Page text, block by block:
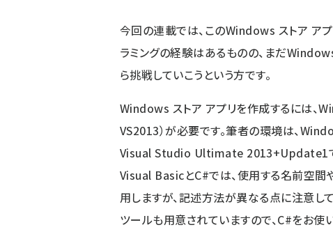
今回の連載では、このWindows ストア ア
ラミングの経験はあるものの、まだ
ら挑戦していこうという方です。
Windows ストア アプリを作成するには
VS2013）が必要です。筆者の環境は、
Visual Studio Ultimate 2013+Update1で
Visual BasicとC#では、使用する名前空間や
用しますが、記述方法が異なる点に注意し
ツールも用意されていますので、C#をお